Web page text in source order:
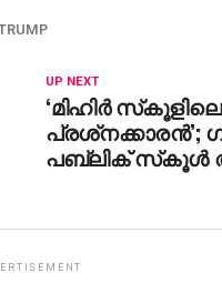
UP NEXT
‘മിഹിര്‍
പബ്ലിക് സ്‌കൂള്‍